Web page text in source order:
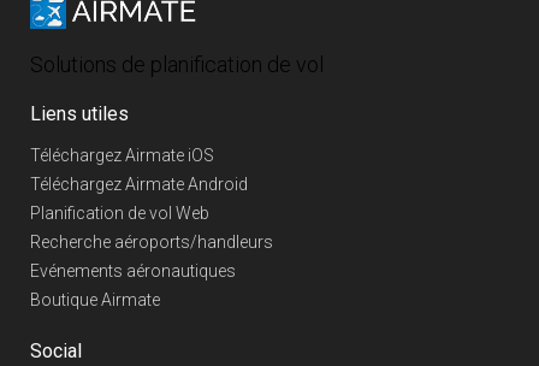
Solutions de planification de vol
Liens utiles
Téléchargez Airmate iOS
Téléchargez Airmate Android
Planification de vol Web
Recherche aéroports/handleurs
Evénements aéronautiques
Boutique Airmate
Social